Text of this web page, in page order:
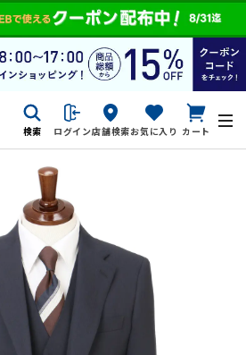
検索 ログイン店舗検索お気に入り カート